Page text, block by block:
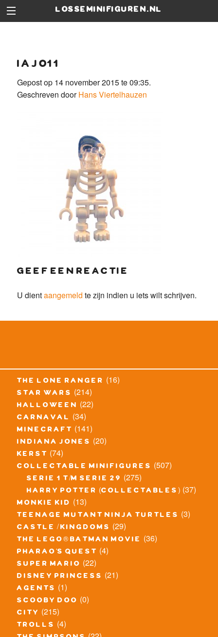
losseminifiguren.nl
iaj011
Gepost op 14 november 2015 te 09:35.
Geschreven doorHans Viertelhauzen
geef een reactie
U dientaangemeld te zijn indien u iets wilt schrijven.
the lone ranger (16)
star wars (214)
halloween (22)
carnaval (34)
minecraft (141)
indiana jones (20)
kerst (74)
collectable minifigures (507)
serie 1 t/m serie 29 (275)
harry potter (collectables) (37)
monkie kid (13)
teenage mutant ninja turtles (3)
castle / kingdoms (29)
the lego® batman movie (36)
pharao's quest (4)
super mario (22)
disney princess (21)
agents (1)
scooby doo (0)
city (215)
trolls (4)